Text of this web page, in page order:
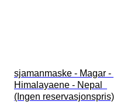
sjamanmaske - Magar -
Himalayaene - Nepal
(Ingen reservasjonspris)